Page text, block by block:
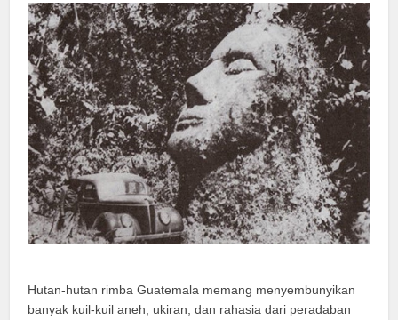
Hutan-hutan rimba Guatemala memang menyembunyikan
banyak kuil-kuil aneh, ukiran, dan rahasia dari peradaban